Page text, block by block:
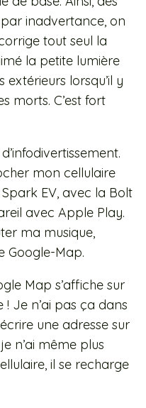
inadvertance, on
tout seul la
la petite lumière
extérieurs lorsqu’il y
morts. C’est fort
mon cellulaire
EV, avec la Bolt
avec Apple Play.
ma musique,
Google-Map.
Map s’affiche sur
Je n’ai pas ça dans
une adresse sur
n’ai même plus
il se recharge